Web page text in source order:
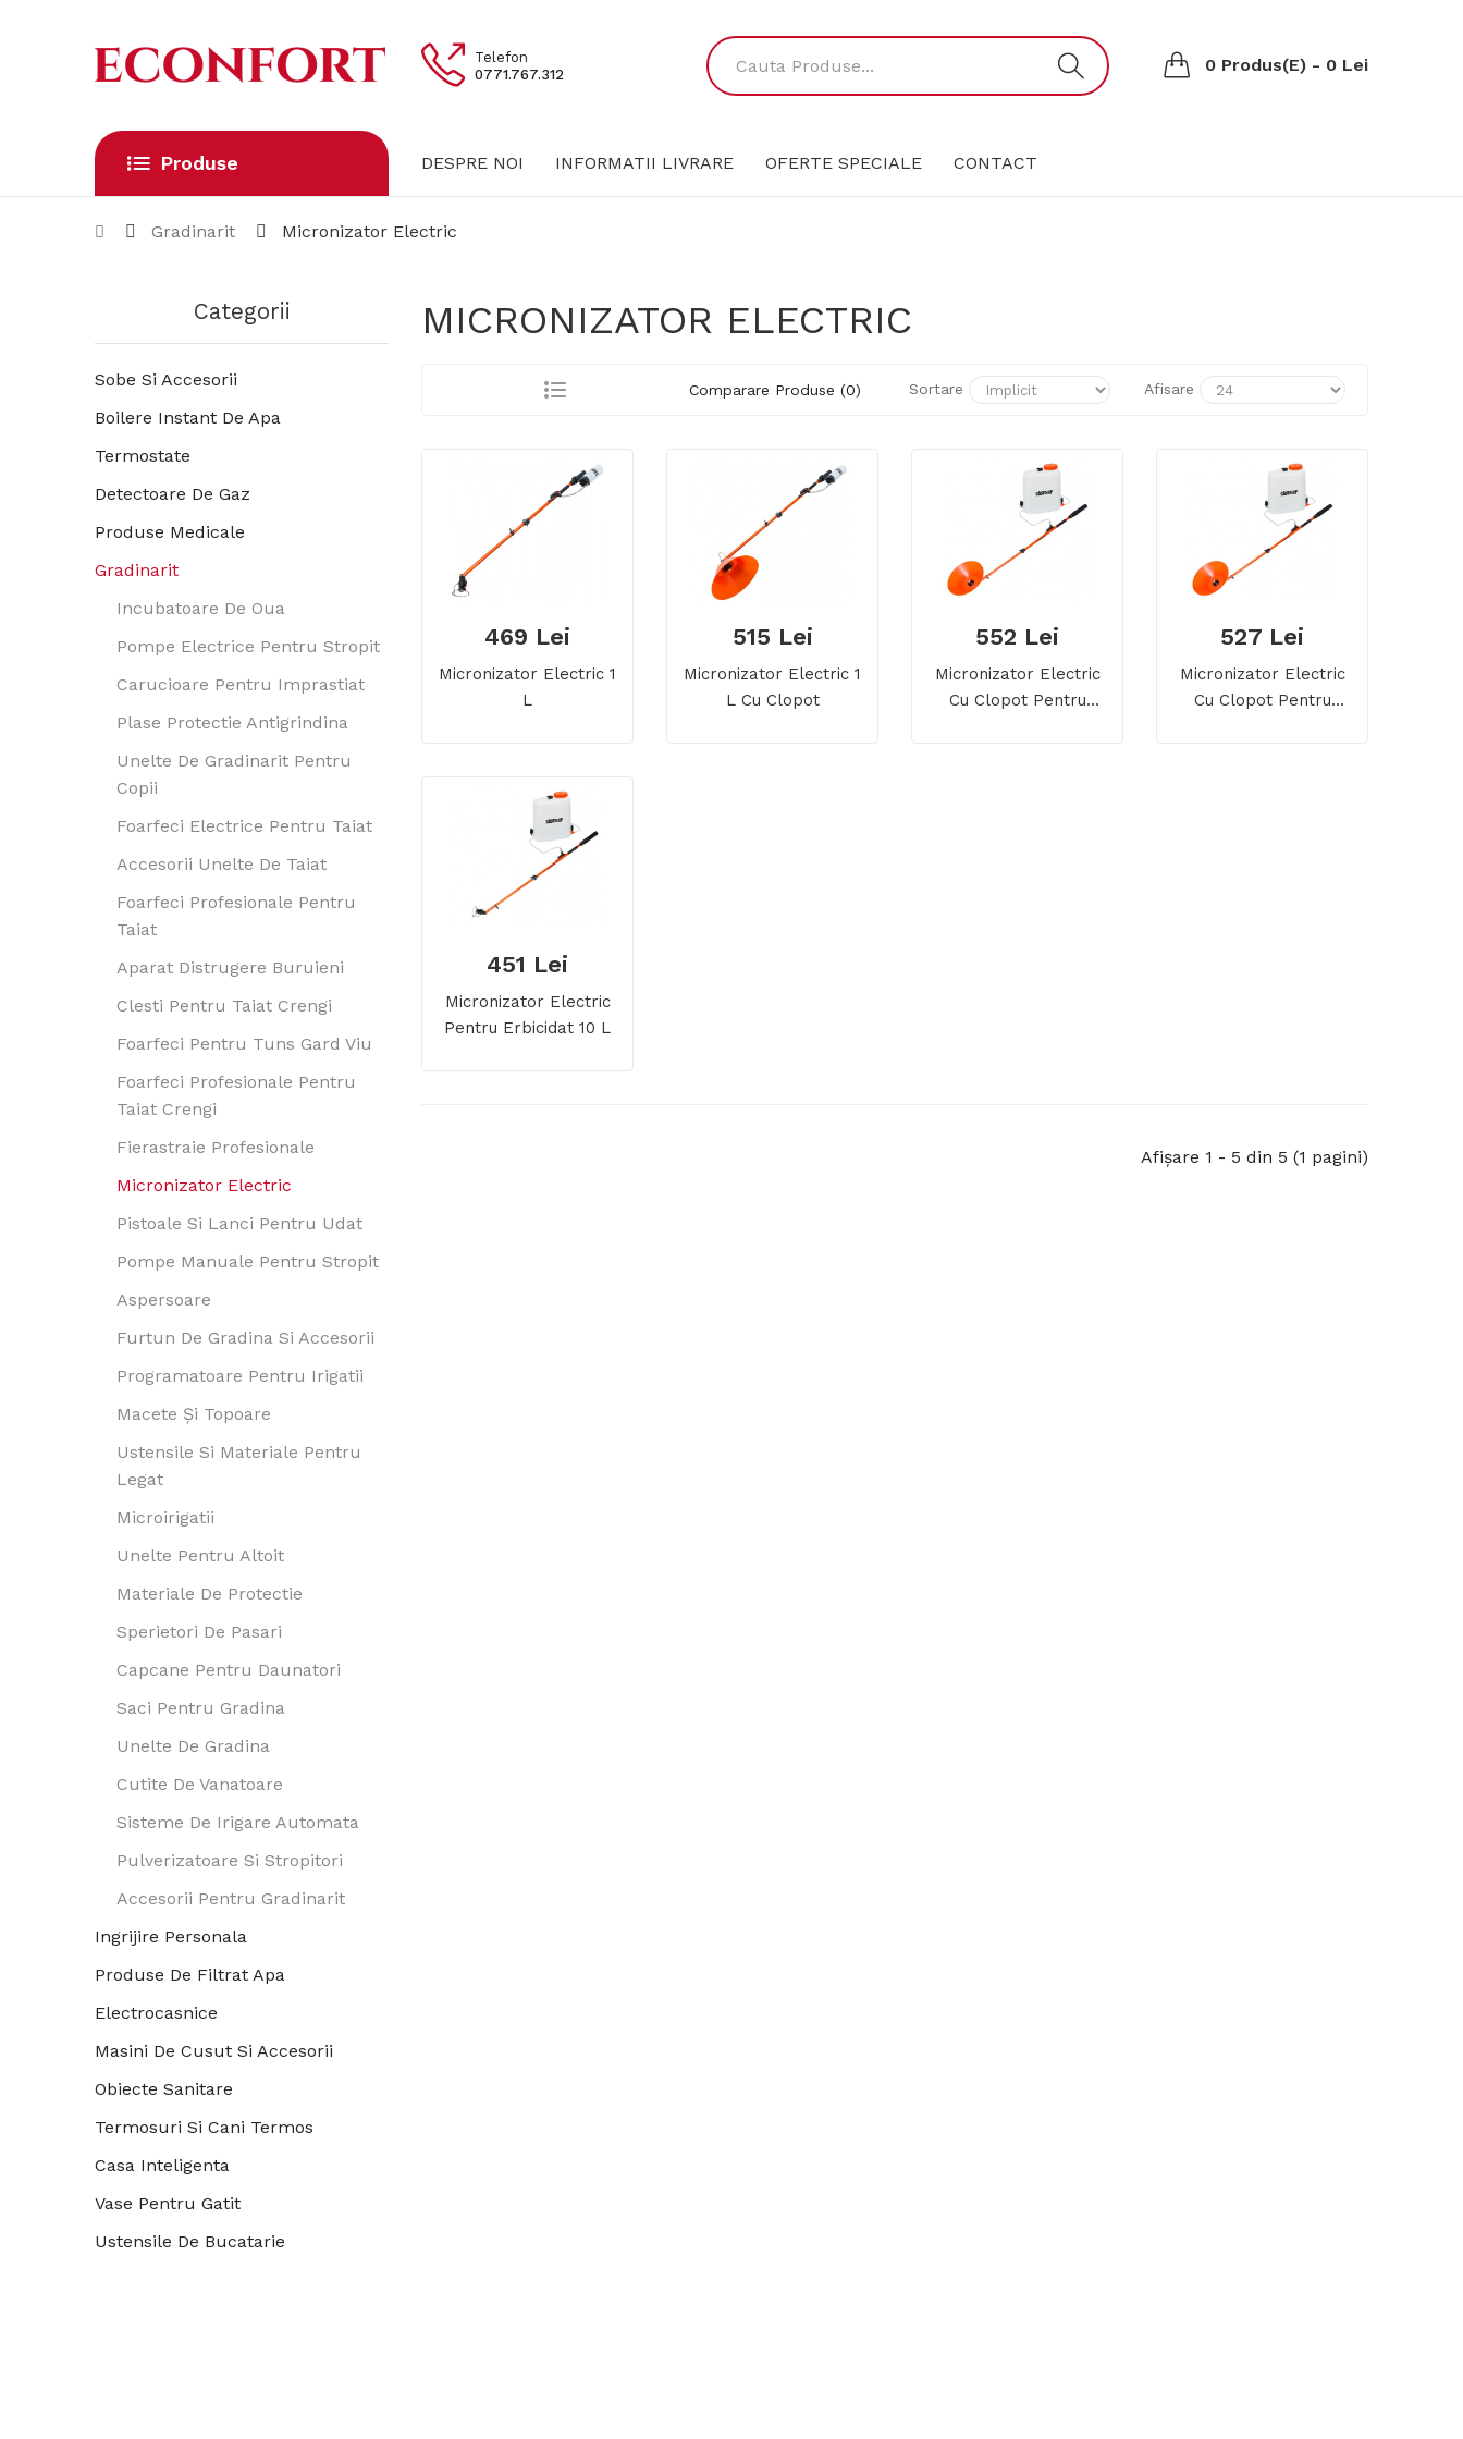
Telefon
0771.767.312
0 Produs(e) - 0 Lei
Produse DESPRE NOI INFORMATII LIVRARE OFERTE SPECIALE CONTACT
Gradinarit Micronizator Electric
Categorii
Sobe Si Accesorii
Boilere Instant De Apa
Termostate
Detectoare De Gaz
Produse Medicale
Gradinarit
Incubatoare De Oua
Pompe Electrice Pentru Stropit
Carucioare Pentru Imprastiat
Plase Protectie Antigrindina
Unelte De Gradinarit Pentru
Copii
Foarfeci Electrice Pentru Taiat
Accesorii Unelte De Taiat
Foarfeci Profesionale Pentru
Taiat
Aparat Distrugere Buruieni
Clesti Pentru Taiat Crengi
Foarfeci Pentru Tuns Gard Viu
Foarfeci Profesionale Pentru
Taiat Crengi
Fierastraie Profesionale
Micronizator Electric
Pistoale Si Lanci Pentru Udat
Pompe Manuale Pentru Stropit
Aspersoare
Furtun De Gradina Si Accesorii
Programatoare Pentru Irigatii
Macete Și Topoare
Ustensile Si Materiale Pentru
Legat
Microirigatii
Unelte Pentru Altoit
Materiale De Protectie
Sperietori De Pasari
Capcane Pentru Daunatori
Saci Pentru Gradina
Unelte De Gradina
Cutite De Vanatoare
Sisteme De Irigare Automata
Pulverizatoare Si Stropitori
Accesorii Pentru Gradinarit
Ingrijire Personala
Produse De Filtrat Apa
Electrocasnice
Masini De Cusut Si Accesorii
Obiecte Sanitare
Termosuri Si Cani Termos
Casa Inteligenta
Vase Pentru Gatit
Ustensile De Bucatarie
MICRONIZATOR ELECTRIC
Comparare Produse (0) Sortare Afisare
469 Lei
Micronizator Electric 1
L
515 Lei
Micronizator Electric 1
L Cu Clopot
552 Lei
Micronizator Electric
Cu Clopot Pentru
527 Lei
Micronizator Electric
Cu Clopot Pentru
451 Lei
Micronizator Electric
Pentru Erbicidat 10 L
Afişare 1 - 5 din 5 (1 pagini)